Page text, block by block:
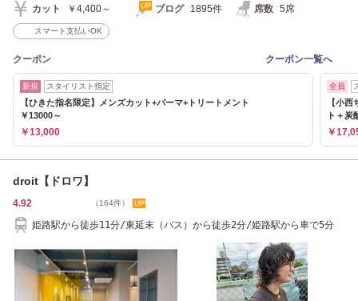
カット ￥4,400～ ブログ 1895件 席数 5席
スマート支払いOK
クーポン クーポン一覧へ
新規 スタイリスト指定
【ひきた指名限定】メンズカット+パーマ+トリートメント
￥13000～
￥13,000
全員
【小
ト＋炭
￥
droit【ドロワ】
4.92 （164件）
姫路駅から徒歩11分/東延末（バス）から徒歩2分/姫路駅から車で5分